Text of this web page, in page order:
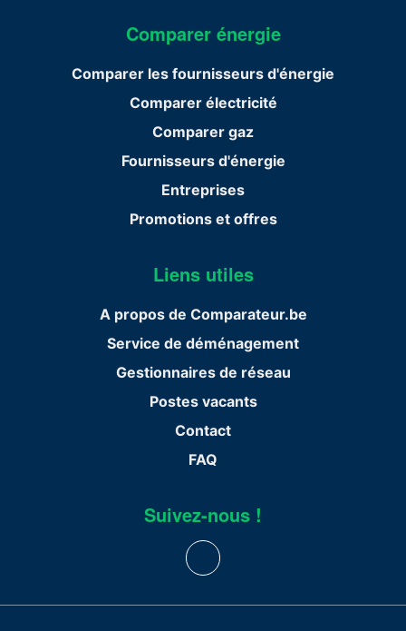
Comparer énergie
Comparer les fournisseurs d'énergie
Comparer électricité
Comparer gaz
Fournisseurs d'énergie
Entreprises
Promotions et offres
Liens utiles
A propos de Comparateur.be
Service de déménagement
Gestionnaires de réseau
Postes vacants
Contact
FAQ
Suivez-nous !